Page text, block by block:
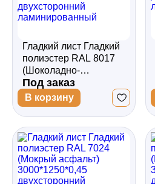
Гладкий лист Гладкий
полиэстер RAL 8017
(Шоколадно-
коричневый)
1500*1250*0,4
двухсторонний
ламинированный
Под заказ
В корзину